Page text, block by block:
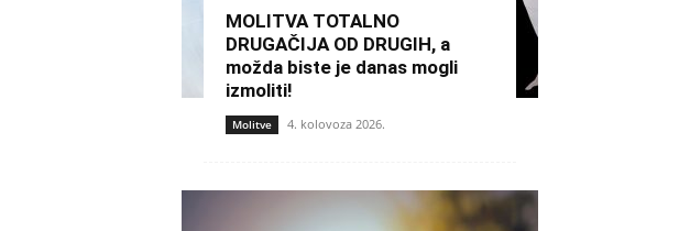
MOLITVA TOTALNO
DRUGAČIJA OD DRUGIH, a
možda biste je danas mogli
izmoliti!
Molitve 4. kolovoza 2026.